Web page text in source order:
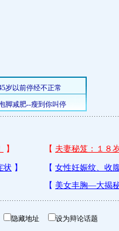
隐藏地址 设为辩论话题